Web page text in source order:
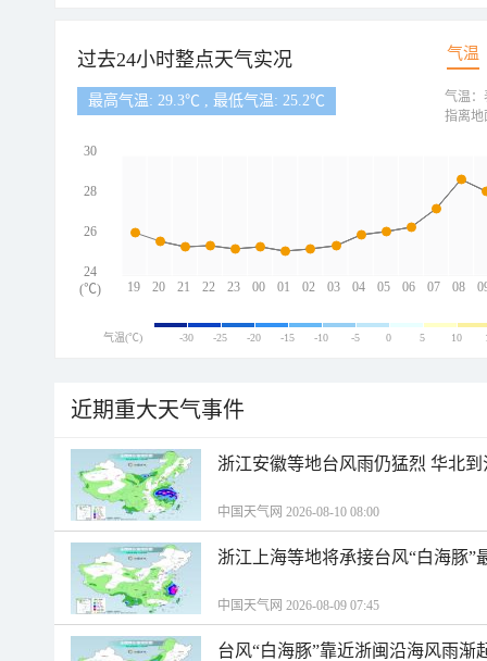
过去24小时整点天气实况 气温
最高气温: 29.3℃ , 最低气温: 25.2℃
19 20 21 22 23 00 01 02 03 04 05 06 07 08
30
28
26
24
(℃)
气温：
指离地
气温(℃) -30 -25 -20 -15 -10 -5 0 5 10
近期重大天气事件
浙江安徽等地台风雨仍猛烈 华北
中国天气网 2026-08-10 08:00
浙江上海等地将承接台风“白海豚”
中国天气网 2026-08-09 07:45
台风“白海豚”靠近浙闽沿海风雨渐